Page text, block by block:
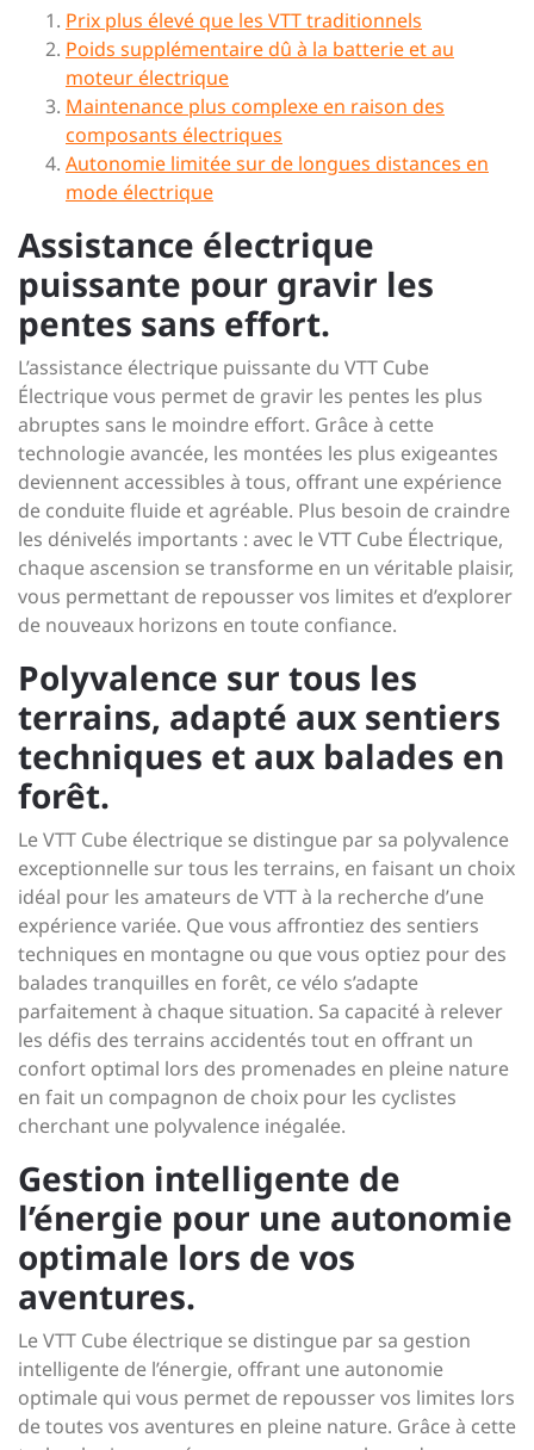
Prix plus élevé que les VTT traditionnels
Poids supplémentaire dû à la batterie et au
moteur électrique
Maintenance plus complexe en raison des
composants électriques
Autonomie limitée sur de longues distances en
mode électrique
Assistance électrique
puissante pour gravir les
pentes sans effort.
L’assistance électrique puissante du VTT Cube
Électrique vous permet de gravir les pentes les plus
abruptes sans le moindre effort. Grâce à cette
technologie avancée, les montées les plus exigeantes
deviennent accessibles à tous, offrant une expérience
de conduite fluide et agréable. Plus besoin de craindre
les dénivelés importants : avec le VTT Cube Électrique,
chaque ascension se transforme en un véritable plaisir,
vous permettant de repousser vos limites et d’explorer
de nouveaux horizons en toute confiance.
Polyvalence sur tous les
terrains, adapté aux sentiers
techniques et aux balades en
forêt.
Le VTT Cube électrique se distingue par sa polyvalence
exceptionnelle sur tous les terrains, en faisant un choix
idéal pour les amateurs de VTT à la recherche d’une
expérience variée. Que vous affrontiez des sentiers
techniques en montagne ou que vous optiez pour des
balades tranquilles en forêt, ce vélo s’adapte
parfaitement à chaque situation. Sa capacité à relever
les défis des terrains accidentés tout en offrant un
confort optimal lors des promenades en pleine nature
en fait un compagnon de choix pour les cyclistes
cherchant une polyvalence inégalée.
Gestion intelligente de
l’énergie pour une autonomie
optimale lors de vos
aventures.
Le VTT Cube électrique se distingue par sa gestion
intelligente de l’énergie, offrant une autonomie
optimale qui vous permet de repousser vos limites lors
de toutes vos aventures en pleine nature. Grâce à cette